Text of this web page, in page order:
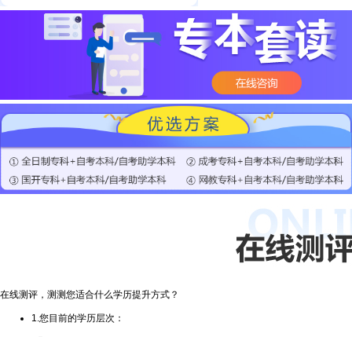
在线测评，测测您适合什么学历提升方式？
1.您目前的学历层次：